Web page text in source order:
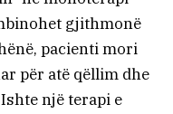
gjithmonë
pacienti mori
për atë qëllim dhe
një terapi e